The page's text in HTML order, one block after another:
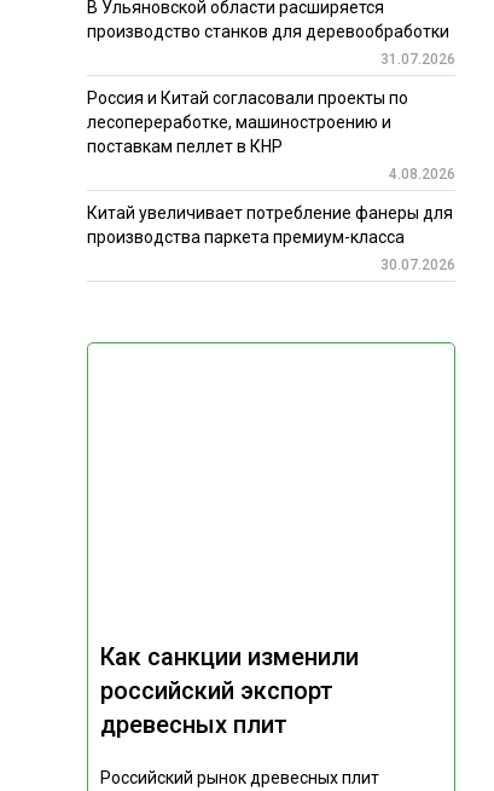
Как санкции изменили
российский экспорт
древесных плит
Российский рынок древесных плит
В Ульяновской области расширяется
производство станков для деревообработки
31.07.2026
Россия и Китай согласовали проекты по
лесопереработке, машиностроению и
поставкам пеллет в КНР
4.08.2026
Китай увеличивает потребление фанеры для
производства паркета премиум-класса
30.07.2026